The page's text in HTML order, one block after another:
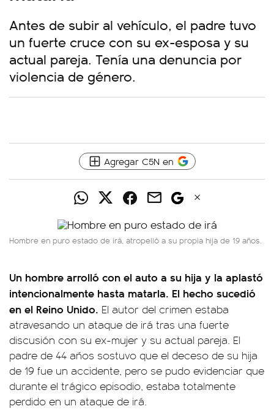
Antes de subir al vehículo, el padre tuvo
un fuerte cruce con su ex-esposa y su
actual pareja. Tenía una denuncia por
violencia de género.
Agregar C5N en
Hombre en puro estado de irá, atropelló a su propia hija de 19 años.
Un hombre arrolló con el auto a su hija y la aplastó
intencionalmente hasta matarla. El hecho sucedió
en el Reino Unido. El autor del crimen estaba
atravesando un ataque de irá tras una fuerte
discusión con su ex-mujer y su actual pareja. El
padre de 44 años sostuvo que el deceso de su hija
de 19 fue un accidente, pero se pudo evidenciar que
durante el trágico episodio, estaba totalmente
perdido en un ataque de irá.